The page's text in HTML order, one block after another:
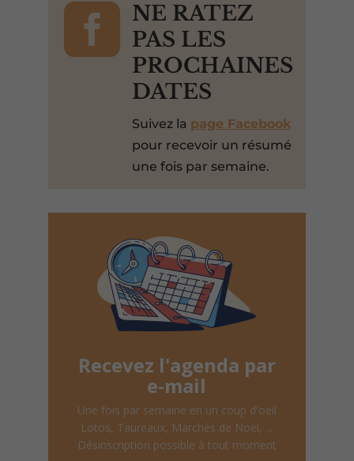

NE RATEZ
PAS LES
PROCHAINES
DATES
Suivez la page Facebook
pour recevoir un résumé
une fois par semaine.
Recevez l'agenda par
e-mail
Une fois par semaine en un coup d'oeil
Lotos, Taureaux, Marchés de Noël, ...
Désinscription possible à tout moment